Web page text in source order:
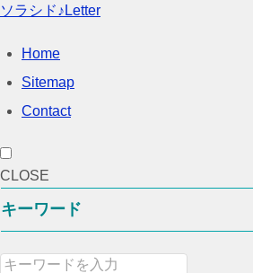
ソラシド♪Letter
Home
Sitemap
Contact
CLOSE
キーワード